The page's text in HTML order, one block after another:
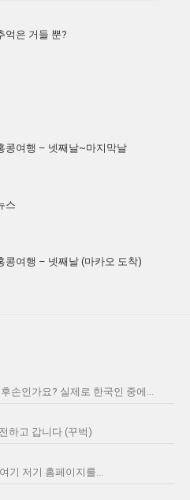
억은 거들 뿐?
콩여행 – 넷째날~마지막날
스
콩여행 – 넷째날 (마카오 도착)
손인가요? 실제로 한국인 중에...
하고 갑니다 (꾸벅)
기 저기 홈페이지를...